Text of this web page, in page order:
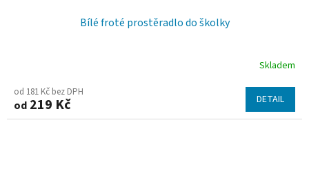
Bílé froté prostěradlo do školky
Skladem
od 181 Kč bez DPH
od 219 Kč DETAIL